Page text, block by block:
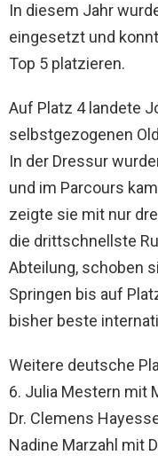
In diesem Jahr
eingesetzt und
Top 5 platzieren.
Auf Platz 4 landete
selbstgezogenen
In der Dressur
und im Parcours
zeigte sie mit nur
die drittschnellste
Abteilung, schoben
Springen bis auf
bisher beste
Weitere deutsche
6. Julia Mestern mit
Dr. Clemens
Nadine Marzahl mit